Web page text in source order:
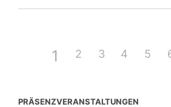
1 2 3 4 5
PRÄSENZVERANSTALTUNGEN